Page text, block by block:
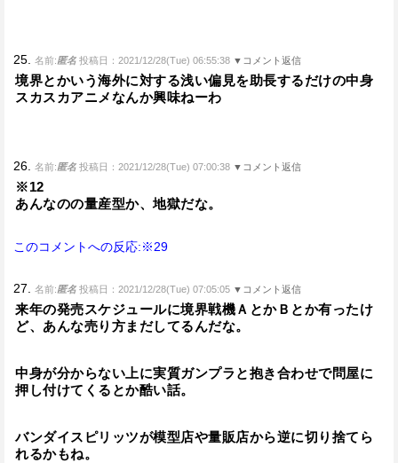
25. 名前:匿名 投稿日：2021/12/28(Tue) 06:55:38 ▼コメント返信
境界とかいう海外に対する浅い偏見を助長するだけの中身
スカスカアニメなんか興味ねーわ
26. 名前:匿名 投稿日：2021/12/28(Tue) 07:00:38 ▼コメント返信
※12
あんなのの量産型か、地獄だな。
このコメントへの反応:※29
27. 名前:匿名 投稿日：2021/12/28(Tue) 07:05:05 ▼コメント返信
来年の発売スケジュールに境界戦機ＡとかＢとか有ったけ
ど、あんな売り方まだしてるんだな。
中身が分からない上に実質ガンプラと抱き合わせで問屋に
押し付けてくるとか酷い話。
バンダイスピリッツが模型店や量販店から逆に切り捨てら
れるかもね。